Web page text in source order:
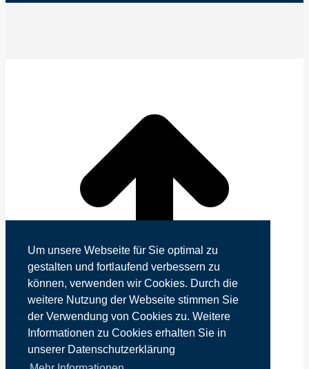
Um unsere Webseite für Sie optimal zu
gestalten und fortlaufend verbessern zu
können, verwenden wir Cookies. Durch die
weitere Nutzung der Webseite stimmen Sie
der Verwendung von Cookies zu. Weitere
Informationen zu Cookies erhalten Sie in
unserer Datenschutzerklärung